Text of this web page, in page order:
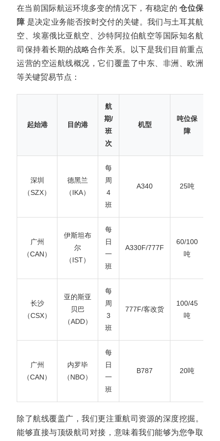
在当前国际航运环境多变的情况下，有稳定的仓位保
障 是决定业务能否按时交付的关键。我们与土耳其航
空、埃塞俄比亚航空、沙特阿拉伯航空等国际知名航
司保持着长期的战略合作关系。以下是我们目前重点
运营的空运航线概况，它们覆盖了中东、非洲、欧洲
等关键贸易节点：
起始港 目的港
航
期/
班
次
机型
吨位保
障
深圳
（SZX）
德黑兰
（IKA）
每
周
4
班
A340 25吨
广州
（CAN）
伊斯坦布
尔
（IST）
每
日
一
班
A330F/777F
60/100
吨
长沙
（CSX）
亚的斯亚
贝巴
（ADD）
每
周
3
班
777F/客改货
100/45
吨
广州
（CAN）
内罗毕
（NBO）
每
日
一
班
B787 20吨
除了航线覆盖广，我们更注重航司资源的深度挖掘。
能够直接与顶级航司对接，意味着我们能够为您争取